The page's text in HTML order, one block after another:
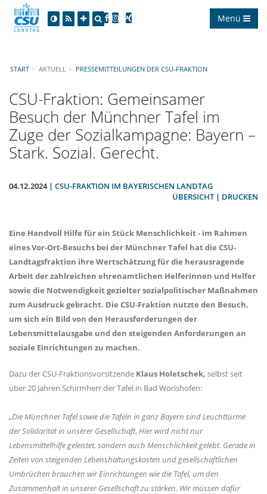
Menü
START AKTUELL PRESSEMITTEILUNGEN DER CSU-FRAKTION
CSU-Fraktion: Gemeinsamer
Besuch der Münchner Tafel im
Zuge der Sozialkampagne: Bayern –
Stark. Sozial. Gerecht.
04.12.2024 | CSU-FRAKTION IM BAYERISCHEN LANDTAG
ÜBERSICHT| DRUCKEN
Eine Handvoll Hilfe für ein Stück Menschlichkeit - im Rahmen
eines Vor-Ort-Besuchs bei der Münchner Tafel hat die CSU-
Landtagsfraktion ihre Wertschätzung für die herausragende
Arbeit der zahlreichen ehrenamtlichen Helferinnen und Helfer
sowie die Notwendigkeit gezielter sozialpolitischer Maßnahmen
zum Ausdruck gebracht. Die CSU-Fraktion nutzte den Besuch,
um sich ein Bild von den Herausforderungen der
Lebensmittelausgabe und den steigenden Anforderungen an
soziale Einrichtungen zu machen.
Dazu der CSU-Fraktionsvorsitzende Klaus Holetschek, selbst seit
über 20 Jahren Schirmherr der Tafel in Bad Wörishofen:
Die Münchner Tafel sowie die Tafeln in ganz Bayern sind Leuchttürme
der Solidarität in unserer Gesellschaft. Hier wird nicht nur
Lebensmittelhilfe geleistet, sondern auch Menschlichkeit gelebt. Gerade in
Zeiten von steigenden Lebenshaltungskosten und gesellschaftlichen
Umbrüchen brauchen wir Einrichtungen wie die Tafel, um den
Zusammenhalt in unserer Gesellschaft zu stärken. Wir müssen dafür